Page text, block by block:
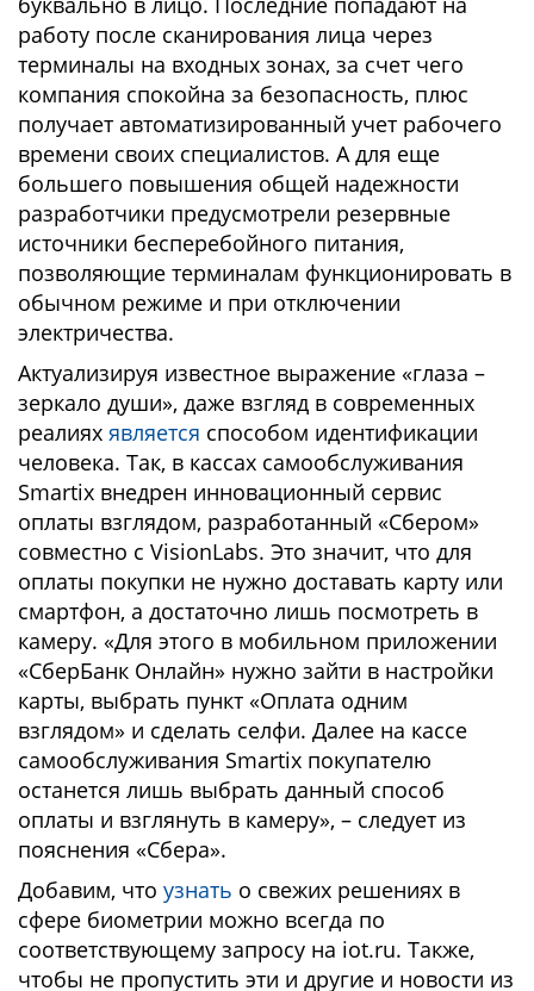
работу после сканирования лица через
терминалы на входных зонах, за счет чего
компания спокойна за безопасность, плюс
получает автоматизированный учет рабочего
времени своих специалистов. А для еще
большего повышения общей надежности
разработчики предусмотрели резервные
источники бесперебойного питания,
позволяющие терминалам функционировать в
обычном режиме и при отключении
электричества.
Актуализируя известное выражение «глаза –
зеркало души», даже взгляд в современных
реалиях является способом идентификации
человека. Так, в кассах самообслуживания
Smartix внедрен инновационный сервис
оплаты взглядом, разработанный «Сбером»
совместно с VisionLabs. Это значит, что для
оплаты покупки не нужно доставать карту или
смартфон, а достаточно лишь посмотреть в
камеру. «Для этого в мобильном приложении
«СберБанк Онлайн» нужно зайти в настройки
карты, выбрать пункт «Оплата одним
взглядом» и сделать селфи. Далее на кассе
самообслуживания Smartix покупателю
останется лишь выбрать данный способ
оплаты и взглянуть в камеру», – следует из
пояснения «Сбера».
Добавим, что узнать о свежих решениях в
сфере биометрии можно всегда по
соответствующему запросу на iot.ru. Также,
чтобы не пропустить эти и другие и новости из